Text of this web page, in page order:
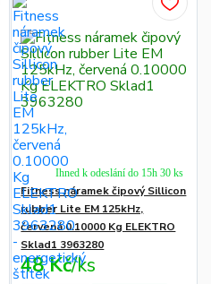
Fitness náramek čipový Sillicon
rubber Lite EM 125kHz,
červená 0.10000 Kg ELEKTRO
Sklad1 3963280
48 Kč/ks
Ihned k odeslání do 15h 30 ks